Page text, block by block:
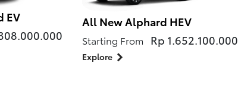
EV All New Alphard HEV
Starting From Rp 1.652.100.000
Explore